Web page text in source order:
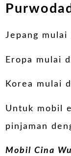
Jepang
Eropa mulai
Korea mulai
Untuk mobil
pinjaman
Mobil Cina